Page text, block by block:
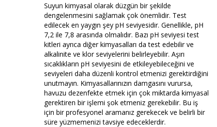
Suyun kimyasal olarak düzgün bir şekilde
dengelenmesini sağlamak çok önemlidir. Test
edilecek en yaygın şey pH seviyesidir. Genellikle, pH
7,2 ile 7,8 arasında olmalıdır. Bazı pH seviyesi test
kitleri ayrıca diğer kimyasalları da test edebilir ve
alkalinite ve klor seviyelerini belirleyebilir. Aşırı
sıcaklıkların pH seviyesini de etkileyebileceğini ve
seviyeleri daha düzenli kontrol etmenizi gerektirdiğini
unutmayın. Kimyasallarınızın damgasını vurursa,
havuzu dezenfekte etmek için çok miktarda kimyasal
gerektiren bir işlemi şok etmeniz gerekebilir. Bu iş
için bir profesyonel aramanız gerekecek ve belirli bir
süre yüzmemenizi tavsiye edeceklerdir.